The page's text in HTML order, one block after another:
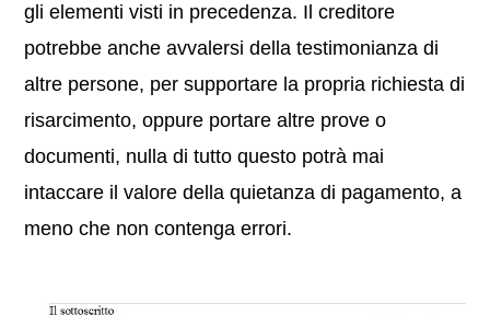
gli elementi visti in precedenza. Il creditore
potrebbe anche avvalersi della testimonianza di
altre persone, per supportare la propria richiesta di
risarcimento, oppure portare altre prove o
documenti, nulla di tutto questo potrà mai
intaccare il valore della quietanza di pagamento, a
meno che non contenga errori.